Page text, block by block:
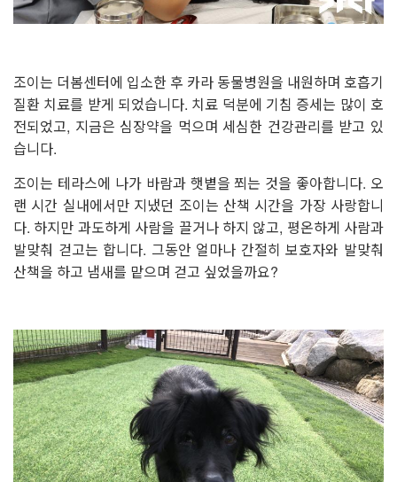
조이는 더봄센터에 입소한 후 카라 동물병원을 내원하며 호흡기
질환 치료를 받게 되었습니다. 치료 덕분에 기침 증세는 많이 호
전되었고, 지금은 심장약을 먹으며 세심한 건강관리를 받고 있
습니다.
조이는 테라스에 나가 바람과 햇볕을 쬐는 것을 좋아합니다. 오
랜 시간 실내에서만 지냈던 조이는 산책 시간을 가장 사랑합니
다. 하지만 과도하게 사람을 끌거나 하지 않고, 평온하게 사람과
발맞춰 걷고는 합니다. 그동안 얼마나 간절히 보호자와 발맞춰
산책을 하고 냄새를 맡으며 걷고 싶었을까요?